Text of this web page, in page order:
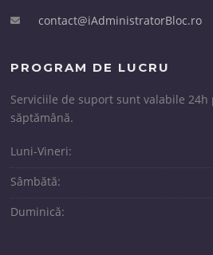
contact@iAdministratorBloc.ro
PROGRAM DE LUCRU
Serviciile de suport sunt valabile 24h
săptămână.
Luni-Vineri:
Sâmbătă:
Duminică: